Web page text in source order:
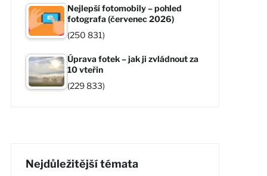
Nejlepší fotomobily – pohled
fotografa (červenec 2026)
(250 831)
Úprava fotek – jak ji zvládnout za
10 vteřin
(229 833)
Nejdůležitější témata